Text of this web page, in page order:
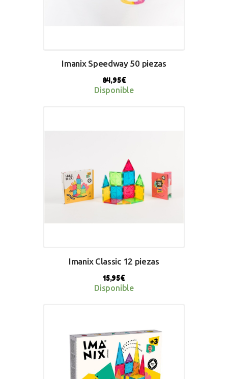
Imanix Speedway 50 piezas
84,95€
Disponible
Imanix Classic 12 piezas
15,95€
Disponible